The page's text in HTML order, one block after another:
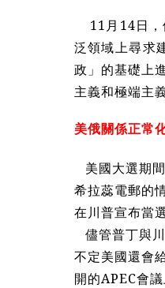
11月14日
泛領域上尋求
政」的基礎上
主義和極端主
美俄關係正常
美國大選期
希拉蕊電郵的
在川普宣布當
儘管普丁與
不定美國還會
開的APEC會